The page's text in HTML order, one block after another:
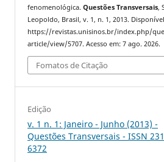
fenomenológica.Questões Transversais,
Leopoldo, Brasil, v. 1, n. 1, 2013.
https://revistas.unisinos.br/index.php/
article/view/5707. Acesso em: 7 ago. 2026.
Fomatos de Citação
Edição
v. 1 n. 1: Janeiro - Junho (2013) -
Questões Transversais - ISSN
6372